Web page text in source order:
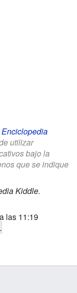
Enciclopedia
utilizar
bajo la
que se indique
Kiddle.
las 11:19
.